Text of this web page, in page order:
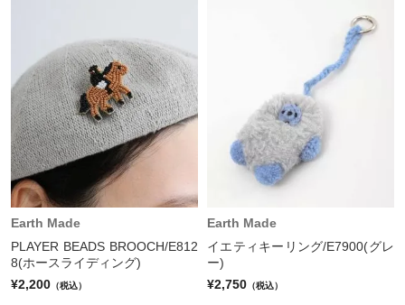
Earth Made
PLAYER BEADS BROOCH/E812
8(ホースライディング)
¥2,200 （税込）
Earth Made
イエティキーリング/E7900(グレ
ー)
¥2,750 （税込）